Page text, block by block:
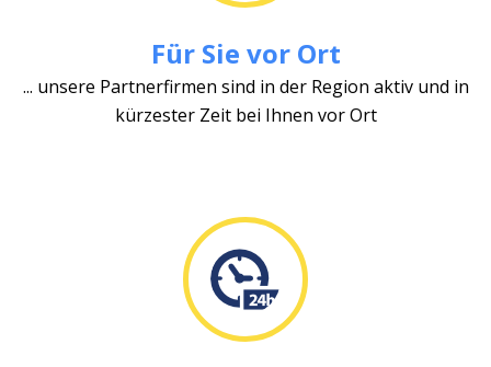
Für Sie vor Ort
... unsere Partnerfirmen sind in der Region aktiv und in
kürzester Zeit bei Ihnen vor Ort